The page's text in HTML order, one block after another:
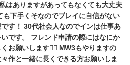
はありますがあってもなくても大丈夫
も下手くそなのでプレイに自信がない
す！ 30代社会人なのでインは仕事あ
いです。 フレンド申請の際にはなにか
お願いします🙇‍♂️ MW3もやりますの
作と一緒に長くできる方お願いしま